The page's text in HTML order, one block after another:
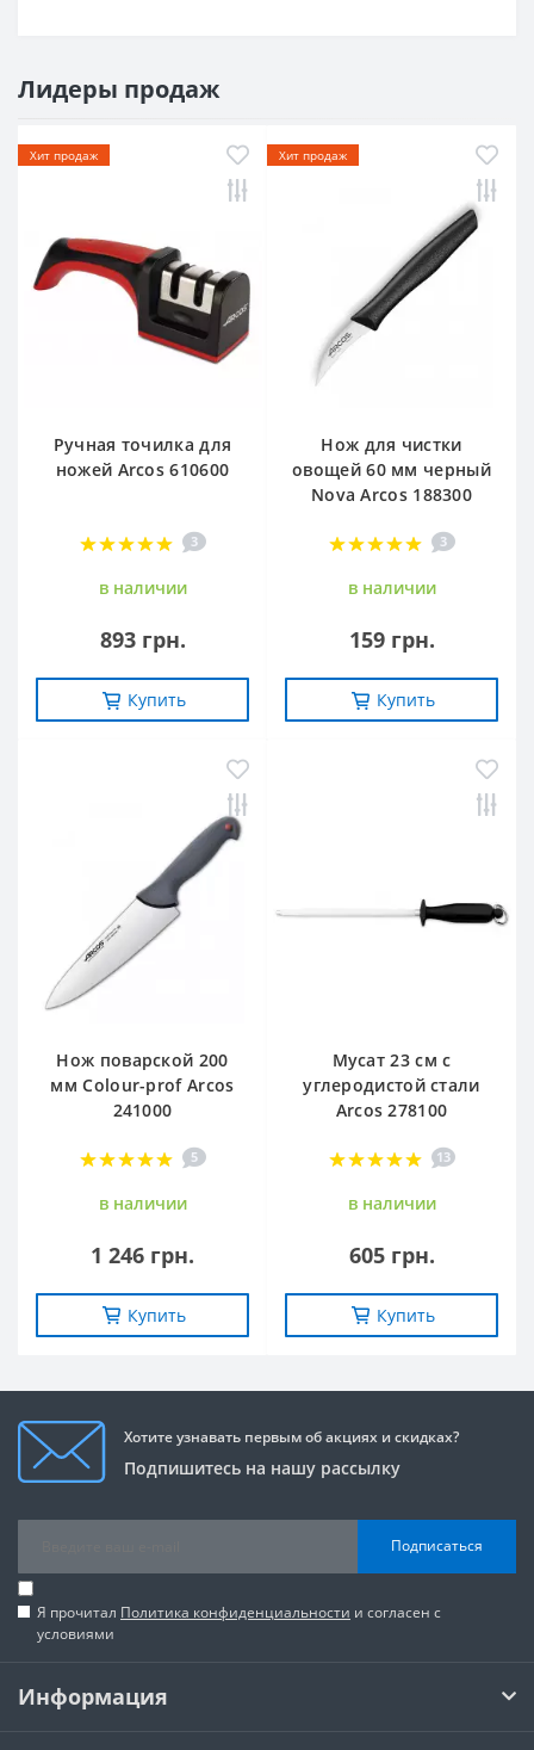
Лидеры продаж
Хит продаж
Ручная точилка для
ножей Arcos 610600
3
в наличии
893 грн.
Купить
Хит продаж
Нож для чистки
овощей 60 мм черный
Nova Arcos 188300
3
в наличии
159 грн.
Купить
Нож поварской 200
мм Сolour-prof Arcos
241000
5
в наличии
1 246 грн.
Купить
Мусат 23 см с
углеродистой стали
Arcos 278100
13
в наличии
605 грн.
Купить
Хотите узнавать первым об акциях и скидках?
Подпишитесь на нашу рассылку
Подписаться
Я прочитал Политика конфиденциальности и согласен с
условиями
Информация